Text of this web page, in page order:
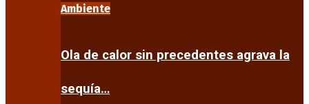
Ambiente
Ola de calor sin precedentes agrava la
sequía…